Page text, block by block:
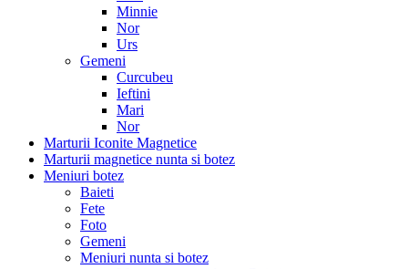
Minnie
Nor
Urs
Gemeni
Curcubeu
Ieftini
Mari
Nor
Marturii Iconite Magnetice
Marturii magnetice nunta si botez
Meniuri botez
Baieti
Fete
Foto
Gemeni
Meniuri nunta si botez